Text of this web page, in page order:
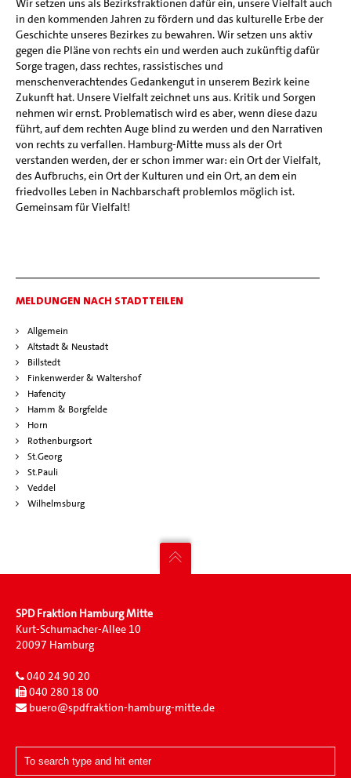
Wir setzen uns als Bezirksfraktionen dafür ein, unsere Vielfalt auch
in den kommenden Jahren zu fördern und das kulturelle Erbe der
Geschichte unseres Bezirkes zu bewahren. Wir setzen uns aktiv
gegen die Pläne von rechts ein und werden auch zukünftig dafür
Sorge tragen, dass rechtes, rassistisches und
menschenverachtendes Gedankengut in unserem Bezirk keine
Zukunft hat. Unsere Vielfalt zeichnet uns aus. Kritik und Sorgen
nehmen wir ernst. Problematisch wird es aber, wenn diese dazu
führt, auf dem rechten Auge blind zu werden und den Narrativen
von rechts zu verfallen. Hamburg-Mitte muss als der Ort
verstanden werden, der er schon immer war: ein Ort der Vielfalt,
des Aufbruchs, ein Ort der Kulturen und ein Ort, an dem ein
friedvolles Leben in Nachbarschaft problemlos möglich ist.
Gemeinsam für Vielfalt!
MELDUNGEN NACH STADTTEILEN
Allgemein
Altstadt & Neustadt
Billstedt
Finkenwerder & Waltershof
Hafencity
Hamm & Borgfelde
Horn
Rothenburgsort
St.Georg
St.Pauli
Veddel
Wilhelmsburg
SPD Fraktion Hamburg Mitte
Kurt-Schumacher-Allee 10
20097 Hamburg
040 24 90 20
040 280 18 00
buero@spdfraktion-hamburg-mitte.de